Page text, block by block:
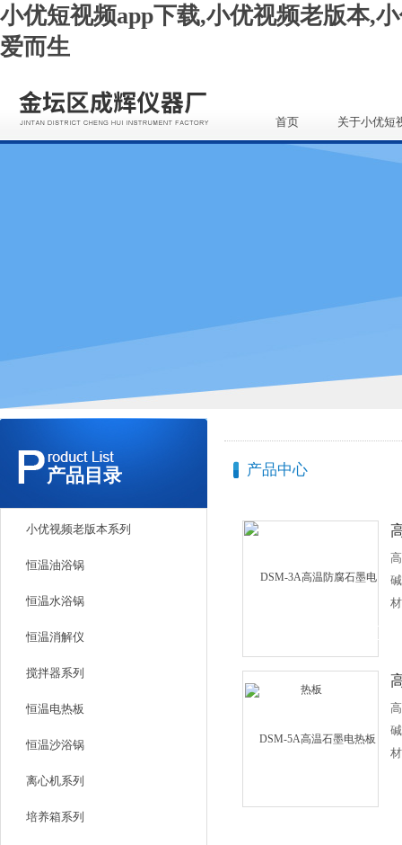
小优短视频app下载,小优视频老版本,
爱而生
首页 关于小优短
产品目录
小优视频老版本系列
恒温油浴锅
恒温水浴锅
恒温消解仪
搅拌器系列
恒温电热板
恒温沙浴锅
离心机系列
培养箱系列
产品中心
材
上
材